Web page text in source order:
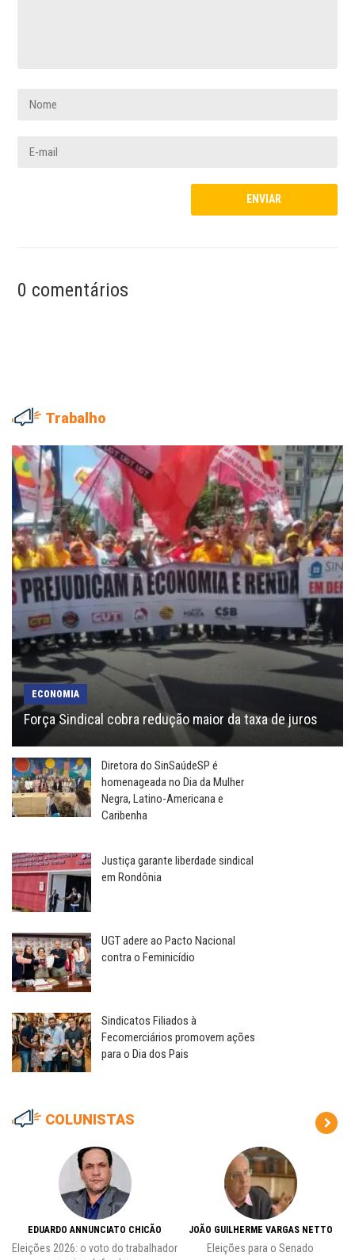
0 comentários
Trabalho
ECONOMIA
Força Sindical cobra redução maior da taxa de juros
Diretora do SinSaúdeSP é
homenageada no Dia da Mulher
Negra, Latino-Americana e
Caribenha
Justiça garante liberdade sindical
em Rondônia
UGT adere ao Pacto Nacional
contra o Feminicídio
Sindicatos Filiados à
Fecomerciários promovem ações
para o Dia dos Pais
COLUNISTAS
EDUARDO ANNUNCIATO CHICÃO
Eleições 2026: o voto do trabalhador
JOÃO GUILHERME VARGAS NETTO
Eleições para o Senado